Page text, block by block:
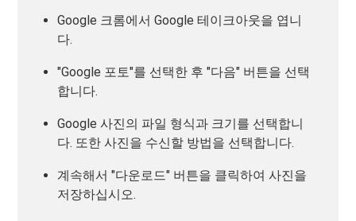
Google 크롬에서 Google 테이크아웃을 엽니
다.
"Google 포토"를 선택한 후 "다음" 버튼을 선택
합니다.
Google 사진의 파일 형식과 크기를 선택합니
다. 또한 사진을 수신할 방법을 선택합니다.
계속해서 "다운로드" 버튼을 클릭하여 사진을
저장하십시오.